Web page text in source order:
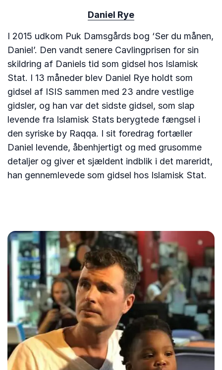
Daniel Rye
I 2015 udkom Puk Damsgårds bog ‘Ser du månen,
Daniel’. Den vandt senere Cavlingprisen for sin
skildring af Daniels tid som gidsel hos Islamisk
Stat. I 13 måneder blev Daniel Rye holdt som
gidsel af ISIS sammen med 23 andre vestlige
gidsler, og han var det sidste gidsel, som slap
levende fra Islamisk Stats berygtede fængsel i
den syriske by Raqqa. I sit foredrag fortæller
Daniel levende, åbenhjertigt og med grusomme
detaljer og giver et sjældent indblik i det mareridt,
han gennemlevede som gidsel hos Islamisk Stat.